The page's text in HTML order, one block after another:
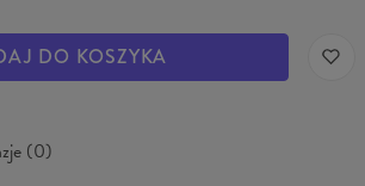
DO KOSZYKA
(0)